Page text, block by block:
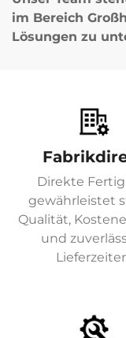
im Bereich
Lösungen zu
Direkte
gewährleistet
Qualität,
und